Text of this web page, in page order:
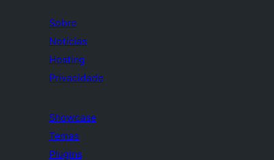
Sobre
Notícias
Hosting
Privacidade
Showcase
Temas
Plugins